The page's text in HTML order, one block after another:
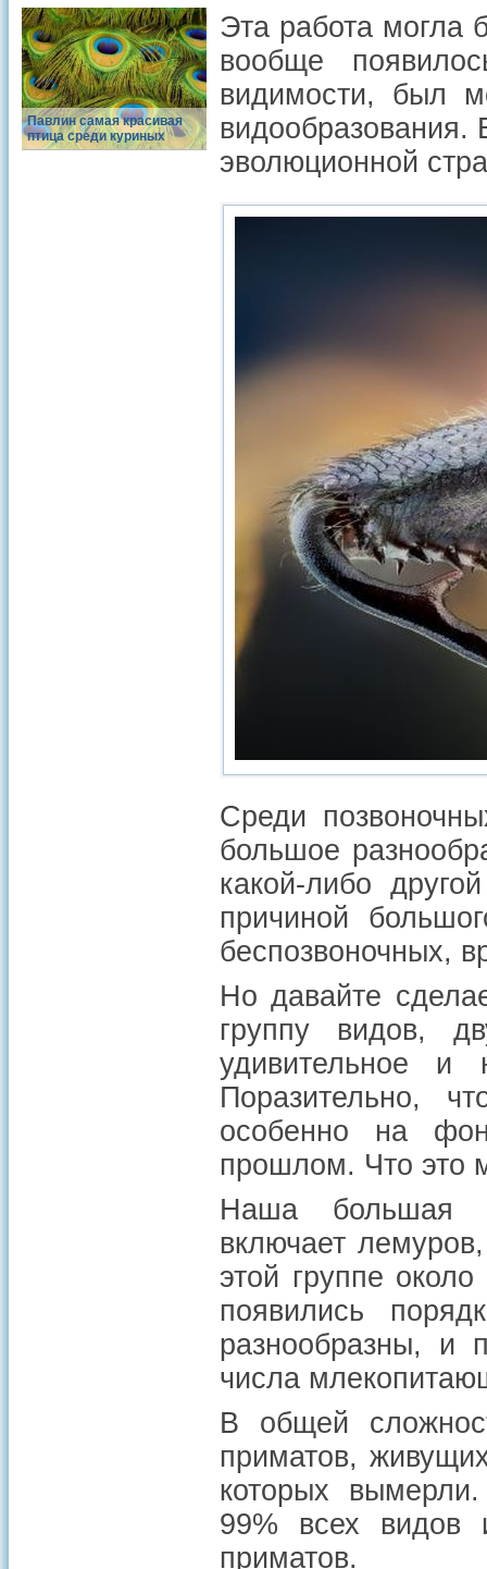
Павлин самая красивая
птица среди куриных
Эта работа могла
вообще
видимости, был
видообразования.
эволюционной
Среди
большое
какой-либо
причиной
беспозвоночных,
Но давайте
группу видов,
удивительное и
Поразительно,
особенно на
прошлом. Что это
Наша большая
включает
этой группе
появились
разнообразны, и
числа
В общей
приматов,
которых
99% всех видов
приматов.